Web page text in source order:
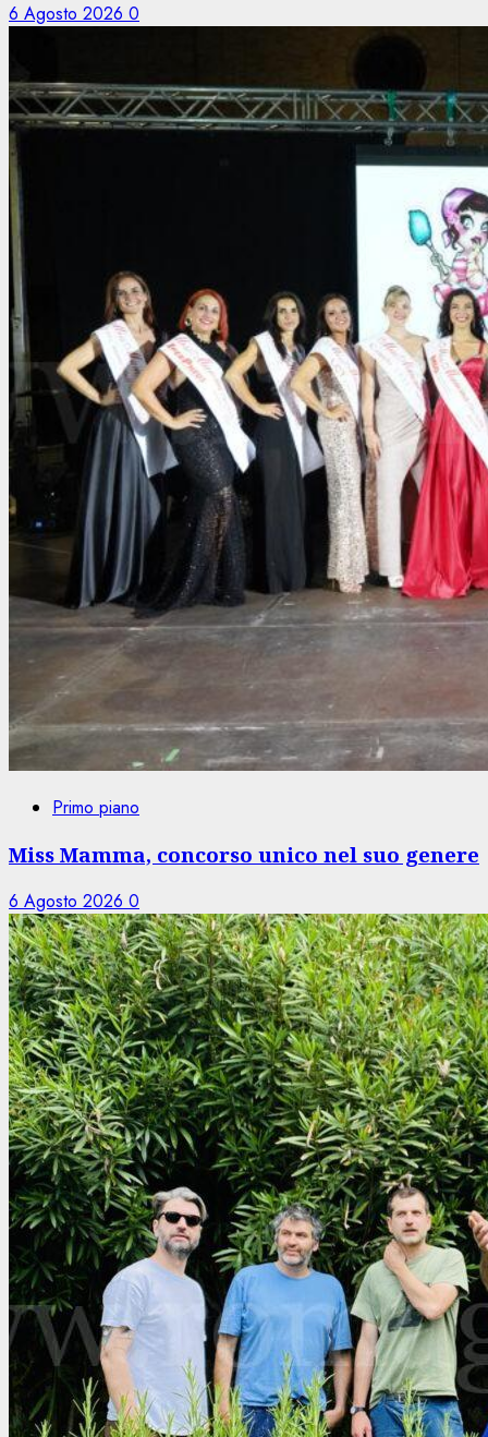
6 Agosto 2026 0
Primo piano
Miss Mamma, concorso unico nel suo genere
6 Agosto 2026 0